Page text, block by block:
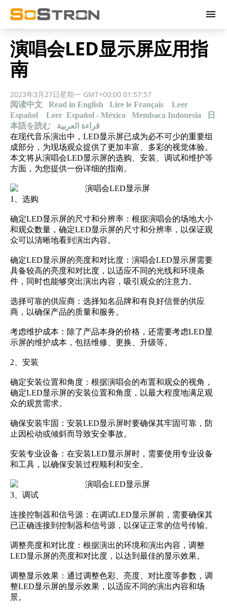
menu
演唱会LED显示屏应用指
南
2023年3月27日星期一 GMT+00:00 01:57:57
阅读中文 Read in English Lire le Français
Leer
Español
Leer Español - México Membaca Indonesia
日
本語を読む
قراءة العربية
在现代音乐演出中，LED显示屏已成为必不可少的重要组
成部分，为现场观众提供了更加丰富、多彩的视觉体验。
本文将从演唱会LED显示屏的选购、安装、调试和维护等
方面，为您提供一份详细的指南。
1、选购
确定LED显示屏的尺寸和分辨率：根据演唱会的场地大小
和观众数量，确定LED显示屏的尺寸和分辨率，以保证观
众可以清晰地看到演出内容。
确定LED显示屏的亮度和对比度：演唱会LED显示屏需要
具备较高的亮度和对比度，以适应不同的光线和环境条
件，同时也能够突出演出内容，吸引观众的注意力。
选择可靠的供应商：选择知名品牌和有良好信誉的供应
商，以确保产品的质量和服务。
考虑维护成本：除了产品本身的价格，还需要考虑LED显
示屏的维护成本，包括维修、更换、升级等。
2、安装
确定安装位置和角度：根据演唱会的布置和观众的视角，
确定LED显示屏的安装位置和角度，以最大程度地满足观
众的观赏需求。
确保安装牢固：安装LED显示屏时要确保其牢固可靠，防
止因松动或倾斜而导致安全事故。
安装专业设备：在安装LED显示屏时，需要使用专业设备
和工具，以确保安装过程顺利和安全。
3、调试
连接控制器和信号源：在调试LED显示屏前，需要确保其
已正确连接到控制器和信号源，以保证正常的信号传输。
调整亮度和对比度 ：根据演出的环境和演出内容，调整
LED显示屏的亮度和对比度，以达到最佳的显示效果。
调整显示效果：通过调整色彩、亮度、对比度等参数，调
整LED显示屏的显示效果，以适应不同的演出内容和场
景。